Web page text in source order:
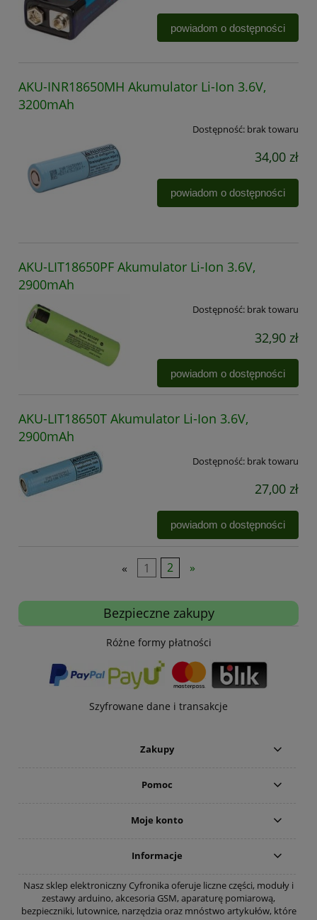
powiadom o dostępności
AKU-INR18650MH Akumulator Li-Ion 3.6V,
3200mAh
Dostępność: brak towaru
34,00 zł
powiadom o dostępności
AKU-LIT18650PF Akumulator Li-Ion 3.6V,
2900mAh
Dostępność: brak towaru
32,90 zł
powiadom o dostępności
AKU-LIT18650T Akumulator Li-Ion 3.6V,
2900mAh
Dostępność: brak towaru
27,00 zł
powiadom o dostępności
« 1 2 »
Bezpieczne zakupy
Różne formy płatności
Szyfrowane dane i transakcje
Zakupy
Pomoc
Moje konto
Informacje
Nasz sklep elektroniczny Cyfronika oferuje liczne części, moduły i
zestawy arduino, akcesoria GSM, aparaturę pomiarową,
bezpieczniki, lutownice, narzędzia oraz mnóstwo artykułów, które